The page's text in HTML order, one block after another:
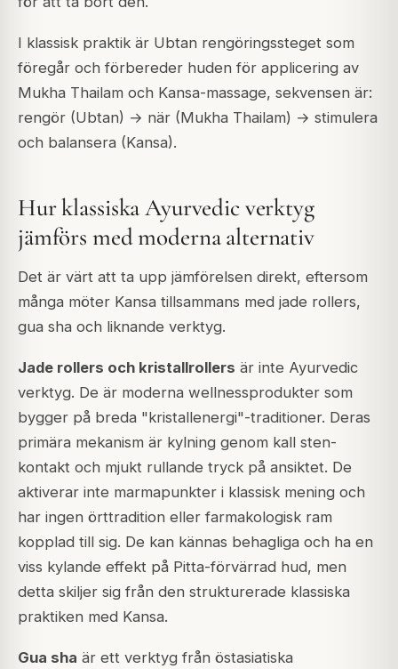
I klassisk praktik är Ubtan rengöringssteget som
föregår och förbereder huden för applicering av
Mukha Thailam och Kansa-massage, sekvensen är:
rengör (Ubtan) → när (Mukha Thailam) → stimulera
och balansera (Kansa).
Hur klassiska Ayurvedic verktyg
jämförs med moderna alternativ
Det är värt att ta upp jämförelsen direkt, eftersom
många möter Kansa tillsammans med jade rollers,
gua sha och liknande verktyg.
Jade rollers och kristallrollers är inte Ayurvedic
verktyg. De är moderna wellnessprodukter som
bygger på breda "kristallenergi"-traditioner. Deras
primära mekanism är kylning genom kall sten-
kontakt och mjukt rullande tryck på ansiktet. De
aktiverar inte marmapunkter i klassisk mening och
har ingen örttradition eller farmakologisk ram
kopplad till sig. De kan kännas behagliga och ha en
viss kylande effekt på Pitta-förvärrad hud, men
detta skiljer sig från den strukturerade klassiska
praktiken med Kansa.
Gua sha är ett verktyg från östasiatiska